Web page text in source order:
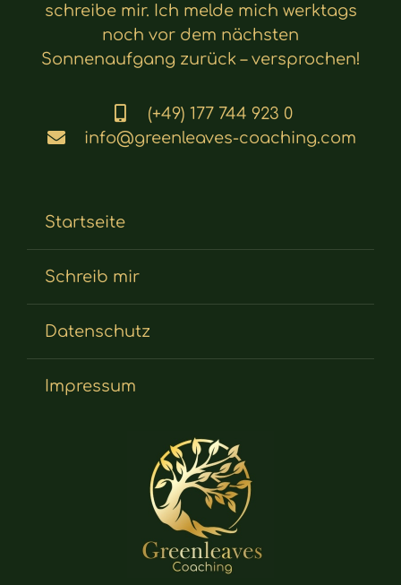
schreibe mir. Ich melde mich werktags
noch vor dem nächsten
Sonnenaufgang zurück – versprochen!
(+49) 177 744 923 0
info@greenleaves-coaching.com
Startseite
Schreib mir
Datenschutz
Impressum